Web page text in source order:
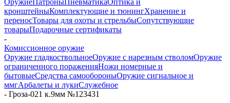
ОружиеПатроныПневматикаОптика и
кронштейныКомплектующие и тюнингХранение и
переносТовары для охоты и стрельбыСопутствующие
товарыПодарочные сертификаты
-
Комиссионное оружие
Оружие гладкоствольноеОружие с нарезным стволомОружие
ограниченного пораженияНожи номерные и
бытовыеСредства самообороныОружие сигнальное и
ммгАрбалеты и лукиСлужебное
- Гроза-021 к.9мм №123431